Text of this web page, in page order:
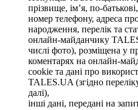
прізвище, ім’я, по-
номер телефону, адреса
народження, перелік та
онлайн-майданчику
числі фото), розміщена у
коментарях на онлайн-
cookie та дані про
TALES.UA (згідно
далі),
інші дані, передані на